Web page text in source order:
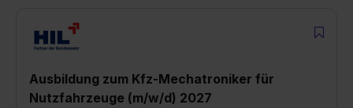
Ausbildung zum Kfz-Mechatroniker für
Nutzfahrzeuge (m/w/d) 2027